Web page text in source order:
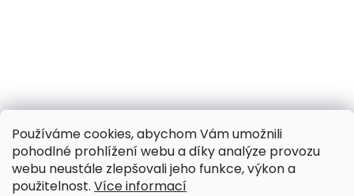
Používáme cookies, abychom Vám umožnili
pohodlné prohlížení webu a díky analýze provozu
webu neustále zlepšovali jeho funkce, výkon a
použitelnost. Více informací